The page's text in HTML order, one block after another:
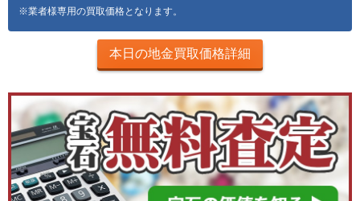
※業者様専用の買取価格となります。
本日の地金買取価格詳細